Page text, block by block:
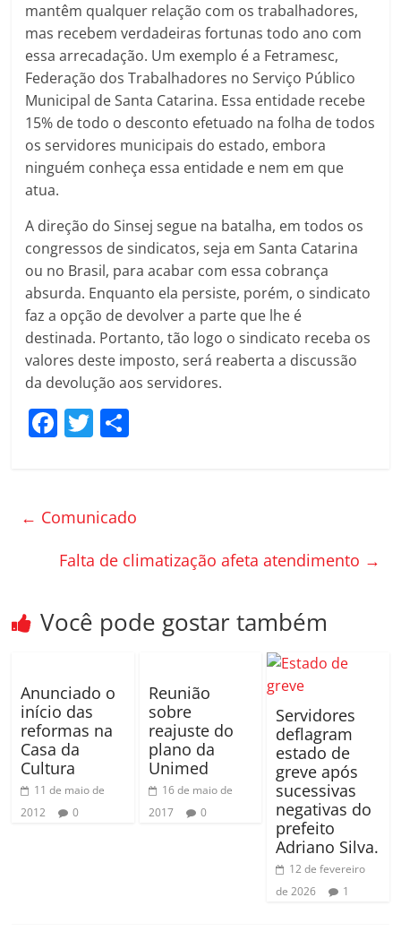
mantêm qualquer relação com os trabalhadores,
mas recebem verdadeiras fortunas todo ano com
essa arrecadação. Um exemplo é a Fetramesc,
Federação dos Trabalhadores no Serviço Público
Municipal de Santa Catarina. Essa entidade recebe
15% de todo o desconto efetuado na folha de todos
os servidores municipais do estado, embora
ninguém conheça essa entidade e nem em que
atua.
A direção do Sinsej segue na batalha, em todos os
congressos de sindicatos, seja em Santa Catarina
ou no Brasil, para acabar com essa cobrança
absurda. Enquanto ela persiste, porém, o sindicato
faz a opção de devolver a parte que lhe é
destinada. Portanto, tão logo o sindicato receba os
valores deste imposto, será reaberta a discussão
da devolução aos servidores.
F
e
o
k
T
er p
til
ar
← Comunicado
Falta de climatização afeta atendimento →
Você pode gostar também
Anunciado o
início das
reformas na
Casa da
Cultura
11 de maio de
2012
0
Reunião
sobre
reajuste do
plano da
Unimed
16 de maio de
2017
0
Servidores
deflagram
estado de
greve após
sucessivas
negativas do
prefeito
Adriano Silva.
12 de fevereiro
de 2026
1